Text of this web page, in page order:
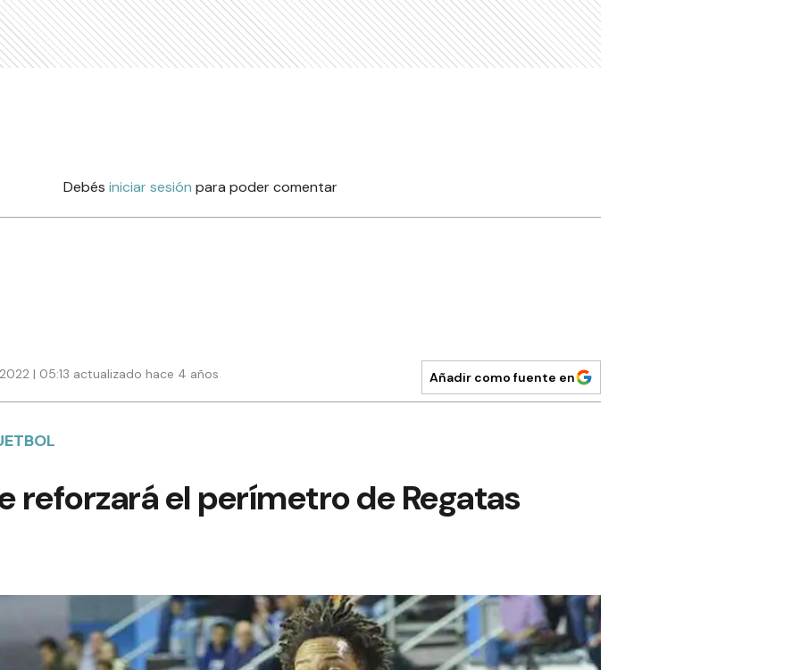
Debés iniciar sesión para poder comentar
| 05:13 actualizado hace 4 años Añadir como fuente en
reforzará el perímetro de Regatas